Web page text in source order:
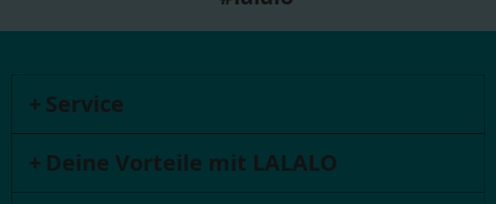
Service
Deine Vorteile mit LALALO